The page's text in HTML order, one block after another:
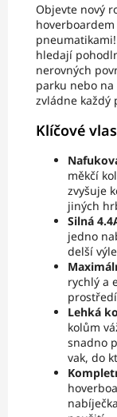
Objevte nový
hledají
nerovných
parku nebo
zvládne každý
Klíčové
měkčí
zvyšuje
jiných
Silná
jedno
delší
rychlý a
Lehká
kolům
snadno
vak, do